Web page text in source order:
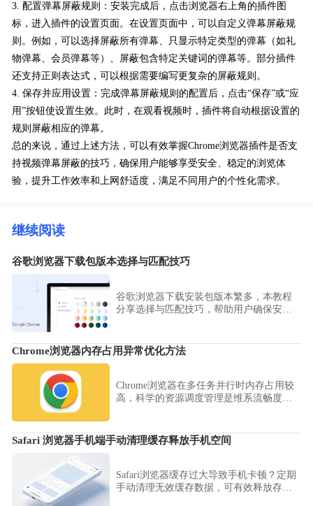
3. 配置弹幕屏蔽规则：安装完成后，点击浏览器右上角的插件图
标，进入插件的设置页面。在设置页面中，可以自定义弹幕屏蔽规
则。例如，可以选择屏蔽所有弹幕、只显示特定类型的弹幕（如礼
物弹幕、会员弹幕等）、屏蔽包含特定关键词的弹幕等。部分插件
还支持正则表达式，可以根据需要编写更复杂的屏蔽规则。
4. 保存并应用设置：完成弹幕屏蔽规则的配置后，点击“保存”或“应
用”按钮使设置生效。此时，在观看视频时，插件将自动根据设置的
规则屏蔽相应的弹幕。
总的来说，通过上述方法，可以有效掌握Chrome浏览器插件是否支
持视频弹幕屏蔽的技巧，确保用户能够享受安全、稳定的浏览体
验，提升工作效率和上网舒适度，满足不同用户的个性化需求。
继续阅读
谷歌浏览器下载包版本选择与匹配技巧
谷歌浏览器下载安装包版本繁多，本教程
分享选择与匹配技巧，帮助用户确保安装
Chrome浏览器内存占用异常优化方法
Chrome浏览器在多任务并行时内存占用较
高，科学的资源调度管理是维系流畅度的
下依旧运行稳健。
Safari 浏览器手机端手动清理缓存释放手机空间
Safari浏览器缓存过大导致手机卡顿？定期
手动清理无效缓存数据，可有效释放存储